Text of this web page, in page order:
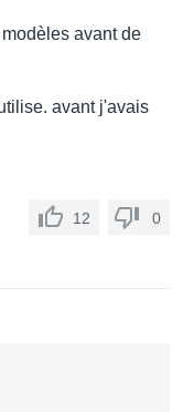
avant de
avant j'avais
12 0